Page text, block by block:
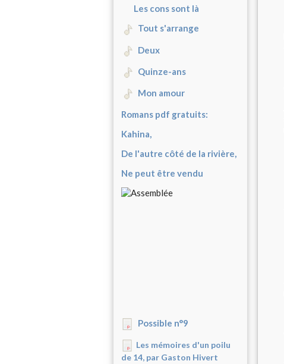
Les cons sont là
Tout s'arrange
Deux
Quinze-ans
Mon amour
Romans pdf gratuits:
Kahina,
De l'autre côté de la rivière,
Ne peut être vendu
Possible n°9
Les mémoires d'un poilu
de 14, par Gaston Hivert